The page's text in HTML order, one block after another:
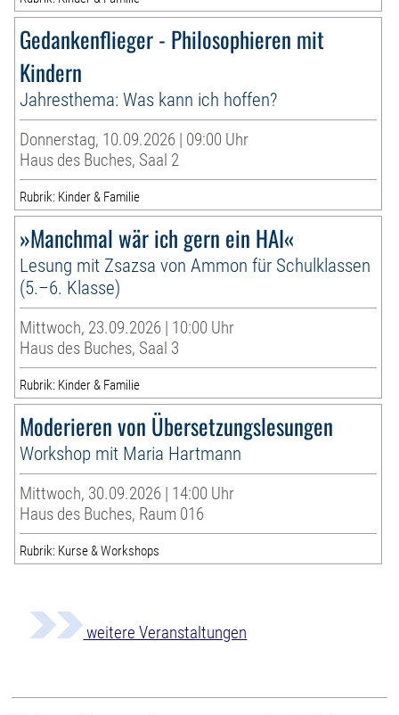
Gedankenflieger - Philosophieren mit
Kindern
Jahresthema: Was kann ich hoffen?
Donnerstag, 10.09.2026 | 09:00 Uhr
Haus des Buches, Saal 2
Rubrik: Kinder & Familie
»Manchmal wär ich gern ein HAI«
Lesung mit Zsazsa von Ammon für Schulklassen
(5.–6. Klasse)
Mittwoch, 23.09.2026 | 10:00 Uhr
Haus des Buches, Saal 3
Rubrik: Kinder & Familie
Moderieren von Übersetzungslesungen
Workshop mit Maria Hartmann
Mittwoch, 30.09.2026 | 14:00 Uhr
Haus des Buches, Raum 016
Rubrik: Kurse & Workshops
weitere Veranstaltungen